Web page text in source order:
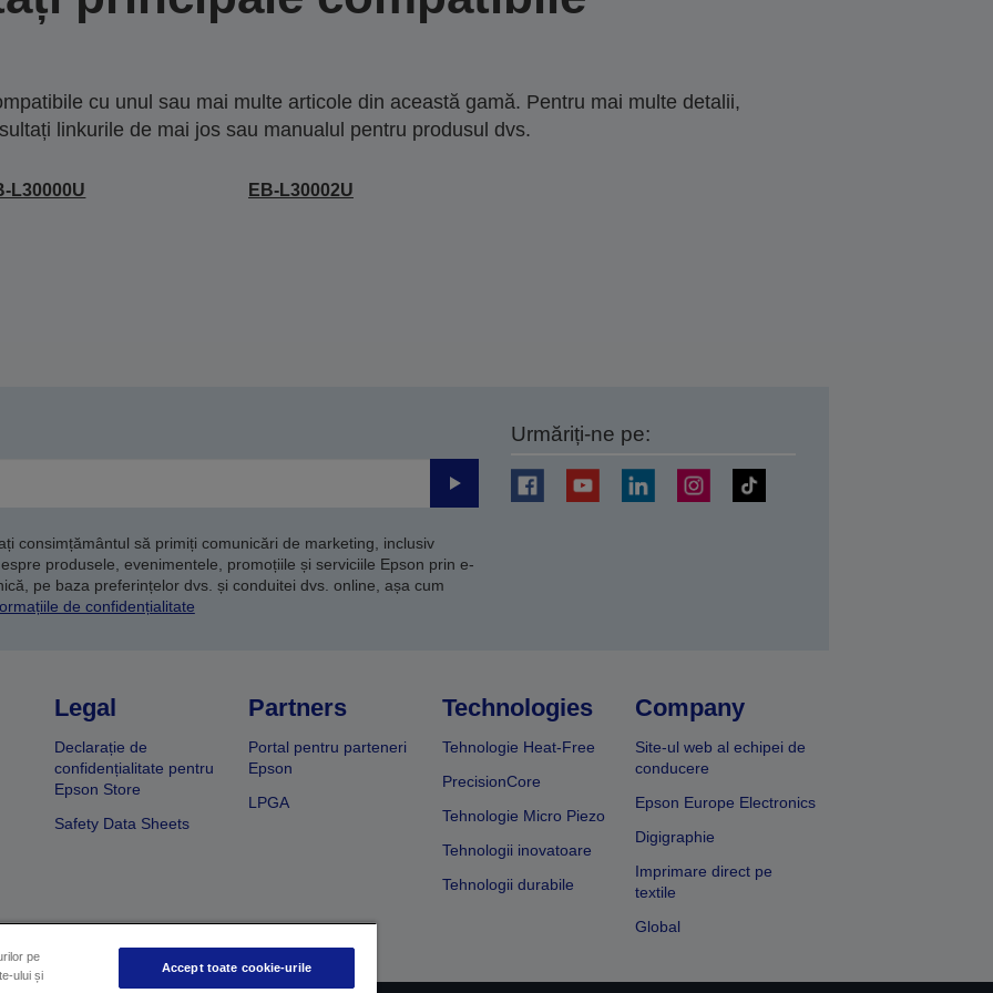
cu unul sau mai multe articole din această gamă. Pentru mai multe detalii,
linkurile de mai jos sau manualul pentru produsul dvs.
L30000U EB-L30002U
Trimiteți
consimțământul să primiți comunicări de marketing, inclusiv
produsele, evenimentele, promoțiile și serviciile Epson prin e-
pe baza preferințelor dvs. și conduitei dvs. online, așa cum
de confidențialitate
Urmăriți-ne pe:
Legal
Declarație de
confidențialitate pentru
Epson Store
Safety Data Sheets
Partners
Portal pentru parteneri
Epson
LPGA
Technologies
Tehnologie Heat-Free
PrecisionCore
Tehnologie Micro Piezo
Tehnologii inovatoare
Tehnologii durabile
Company
Site-ul web al echipei de
conducere
Epson Europe Electronics
Digigraphie
Imprimare direct pe
textile
Global
pe
ului și
Accept toate cookie-urile